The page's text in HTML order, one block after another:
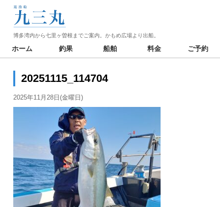
博多湾内から七里ヶ曽根までご案内。かもめ広場より出船。
ホーム 釣果 船舶 料金 ご予約
20251115_114704
2025年11月28日(金曜日)